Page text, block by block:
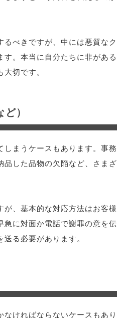
べきですが、中には悪質なク
す。本当に自分たちに非がある
切です。
）
しまうケースもあります。事務
品した品物の欠陥など、さまざ
が、基本的な対応方法はお客様
急に対面か電話で謝罪の意を伝
る必要があります。
ければならないケースもあり